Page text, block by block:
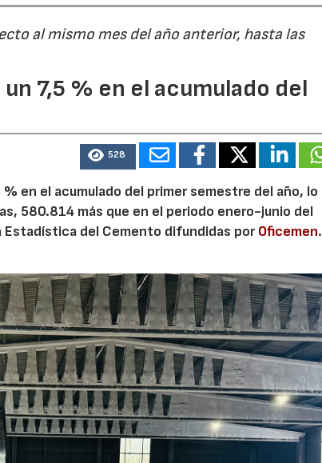
al mismo mes del año anterior, hasta las
7,5 % en el acumulado del
528
en el acumulado del primer semestre del año, lo
580.814 más que en el periodo enero-junio del
Estadística del Cemento difundidas porOficemen.